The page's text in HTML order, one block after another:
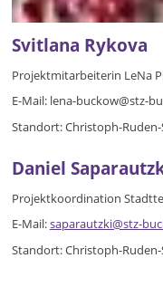
Svitlana Rykova
Projektmitarbeiterin LeNa
E-Mail: lena-buckow@stz-
Standort: Christoph-Ruden-
Daniel
Projektkoordination
E-Mail:saparautzki@stz-
​Standort: Christoph-Ruden-